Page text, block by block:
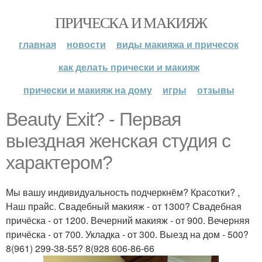
ПРИЧЕСКА И МАКИЯЖ
главная новости
виды макияжа и причесок
как делать прически и макияж
прически и макияж на дому
игры отзывы
Beauty Exit? - Первая
выездная женская студия с
характером?
Мы вашу индивидуальность подчеркнём? Красотки? ,
Наш прайс. Свадебный макияж - от 1300? Свадебная
причёска - от 1200. Вечерний макияж - от 900. Вечерняя
причёска - от 700. Укладка - от 300. Выезд на дом - 500?
8(961) 299-38-55? 8(928 606-86-66